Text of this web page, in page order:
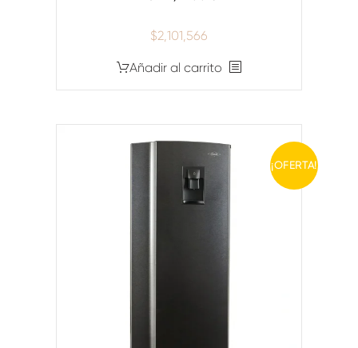
$2,101,566
Añadir al carrito
¡OFERTA!